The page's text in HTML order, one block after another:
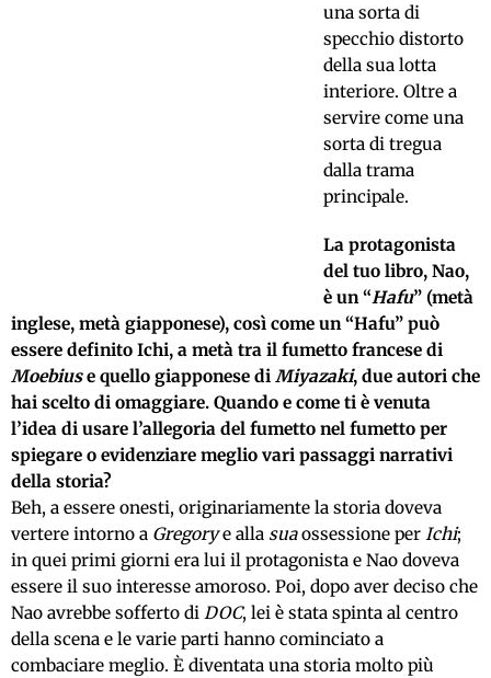
una sorta di
specchio distorto
della sua lotta
interiore. Oltre a
servire come una
sorta di tregua
dalla trama
principale.
La protagonista
del tuo libro, Nao,
è un “Hafu” (metà
inglese, metà giapponese), così come un “Hafu” può
essere definito Ichi, a metà tra il fumetto francese di
Moebiuse quello giapponese di Miyazaki, due autori che
hai scelto di omaggiare. Quando e come ti è venuta
l’idea di usare l’allegoria del fumetto nel fumetto per
spiegare o evidenziare meglio vari passaggi narrativi
della storia?
Beh, a essere onesti, originariamente la storia doveva
vertere intorno a Gregorye alla suaossessione per Ichi;
in quei primi giorni era lui il protagonista e Nao doveva
essere il suo interesse amoroso. Poi, dopo aver deciso che
Nao avrebbe sofferto di DOC, lei è stata spinta al centro
della scena e le varie parti hanno cominciato a
combaciare meglio. È diventata una storia molto più